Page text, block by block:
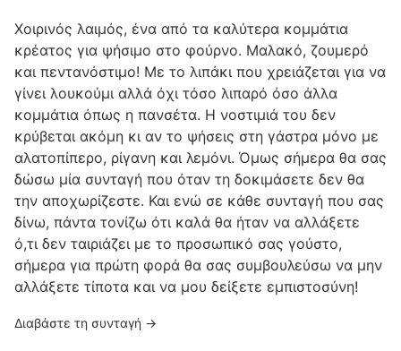
Χοιρινός λαιμός, ένα από τα καλύτερα κομμάτια
κρέατος για ψήσιμο στο φούρνο. Μαλακό, ζουμερό
και πεντανόστιμο! Με το λιπάκι που χρειάζεται για να
γίνει λουκούμι αλλά όχι τόσο λιπαρό όσο άλλα
κομμάτια όπως η πανσέτα. Η νοστιμιά του δεν
κρύβεται ακόμη κι αν το ψήσεις στη γάστρα μόνο με
αλατοπίπερο, ρίγανη και λεμόνι. Όμως σήμερα θα σας
δώσω μία συνταγή που όταν τη δοκιμάσετε δεν θα
την αποχωρίζεστε. Και ενώ σε κάθε συνταγή που σας
δίνω, πάντα τονίζω ότι καλά θα ήταν να αλλάξετε
ό,τι δεν ταιριάζει με το προσωπικό σας γούστο,
σήμερα για πρώτη φορά θα σας συμβουλεύσω να μην
αλλάξετε τίποτα και να μου δείξετε εμπιστοσύνη!
Διαβάστε τη συνταγή →